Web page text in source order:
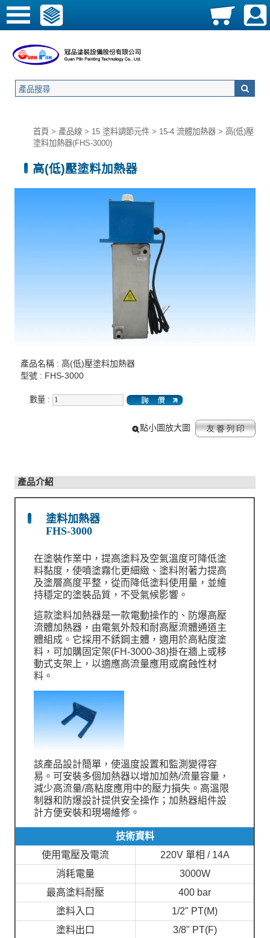
首頁 > 產品線 > 15 塗料調節元件 > 15-4 流體加熱器 > 高(低)壓
塗料加熱器(FHS-3000)
高(低)壓塗料加熱器
產品名稱 : 高(低)壓塗料加熱器
型號 : FHS-3000
數量 :
點小圖放大圖
產品介紹
塗料加熱器
FHS-3000
在塗裝作業中，提高塗料及空氣溫度可降低塗
料黏度，使噴塗霧化更細緻、塗料附著力提高
及塗層高度平整，從而降低塗料使用量，並維
持穩定的塗裝品質，不受氣候影響。
這款塗料加熱器是一款電動操作的、防爆高壓
流體加熱器，由電氣外殼和耐高壓流體通道主
體組成。它採用不銹鋼主體，適用於高粘度塗
料，可加購固定架(FH-3000-38)掛在牆上或移
動式支架上，以適應高流量應用或腐蝕性材
料。
該產品設計簡單，使溫度設置和監測變得容
易。可安裝多個加熱器以增加加熱/流量容量，
減少高流量/高粘度應用中的壓力損失。高溫限
制器和防爆設計提供安全操作；加熱器組件設
計方便安裝和現場維修。
技術資料
使用電壓及電流
220V 單相 / 14A
消耗電量
3000W
最高塗料耐壓
400 bar
塗料入口
1/2" PT(M)
塗料出口
3/8" PT(F)